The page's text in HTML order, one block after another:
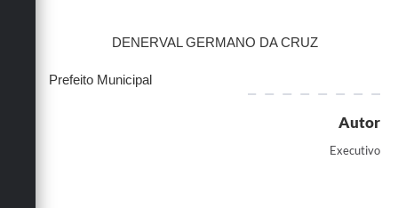
DENERVAL GERMANO DA CRUZ
Prefeito Municipal
Autor
Executivo